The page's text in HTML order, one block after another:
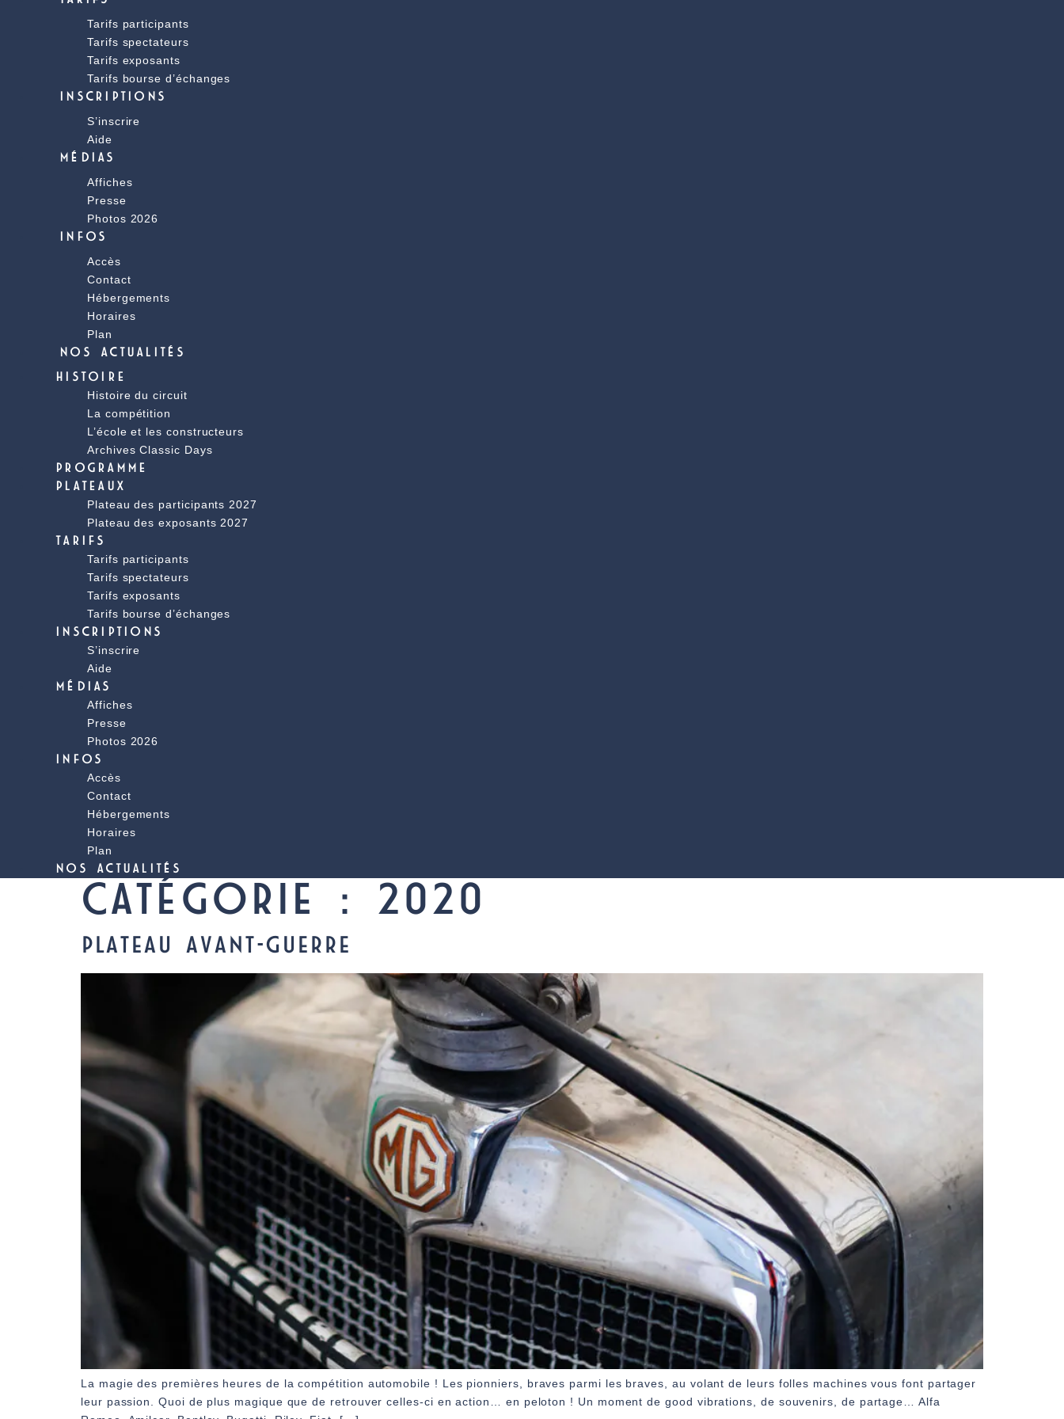
Tarifs participants
Tarifs spectateurs
Tarifs exposants
Tarifs bourse d’échanges
INSCRIPTIONS
S’inscrire
Aide
MÉDIAS
Affiches
Presse
Photos 2026
INFOS
Accès
Contact
Hébergements
Horaires
Plan
NOS ACTUALITÉS
HISTOIRE
Histoire du circuit
La compétition
L’école et les constructeurs
Archives Classic Days
PROGRAMME
PLATEAUX
Plateau des participants 2027
Plateau des exposants 2027
TARIFS
Tarifs participants
Tarifs spectateurs
Tarifs exposants
Tarifs bourse d’échanges
INSCRIPTIONS
S’inscrire
Aide
MÉDIAS
Affiches
Presse
Photos 2026
INFOS
Accès
Contact
Hébergements
Horaires
Plan
NOS ACTUALITÉS
CATÉGORIE : 2020
PLATEAU AVANT-GUERRE
La magie des premières heures de la compétition automobile ! Les pionniers, braves parmi les braves, au volant de leurs folles machines vous font partager
leur passion. Quoi de plus magique que de retrouver celles-ci en action… en peloton ! Un moment de good vibrations, de souvenirs, de partage… Alfa